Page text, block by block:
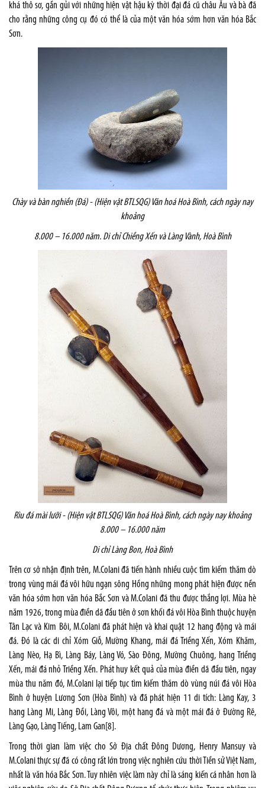
khá thô sơ, gần gủi với những hiện vật hậu kỳ thời đại đá cũ châu Âu và bà đã
cho rằng những công cụ đó có thể là của một văn hóa sớm hơn văn hóa Bắc
Sơn.
Chày và bàn nghiền (Đá) - (Hiện vật BTLSQG) Văn hoá Hoà Bình, cách ngày nay
khoảng
8.000 – 16.000 năm. Di chỉ Chiềng Xến và Làng Vành, Hoà Bình
Rìu đá mài lưỡi - (Hiện vật BTLSQG) Văn hoá Hoà Bình, cách ngày nay khoảng
8.000 – 16.000 năm
Di chỉ Làng Bon, Hoà Bình
Trên cơ sở nhận định trên, M.Colani đã tiến hành nhiều cuộc tìm kiếm thăm dò
trong vùng mái đá vôi hữu ngạn sông Hồng những mong phát hiện được nền
văn hóa sớm hơn văn hóa Bắc Sơn và M.Colani đã thu được thắng lợi. Mùa hè
năm 1926, trong mùa điền dã đầu tiên ở sơn khối đá vôi Hòa Bình thuộc huyện
Tân Lạc và Kim Bôi, M.Colani đã phát hiện và khai quật 12 hang động và mái
đá. Đó là các di chỉ Xóm Giỗ, Mường Khang, mái đá Triềng Xến, Xóm Khăm,
Làng Nèo, Hạ Bì, Làng Báy, Làng Vó, Sào Đông, Mường Chuông, hang Triềng
Xến, mái đá nhỏ Triềng Xến. Phát huy kết quả của mùa điền dã đầu tiên, ngay
mùa thu năm đó, M.Colani lại tiếp tục tìm kiếm thăm dò vùng núi đá vôi Hòa
Bình ở huyện Lương Sơn (Hòa Bình) và đã phát hiện 11 di tích: Làng Kay, 3
hang Làng Mi, Làng Đồi, Làng Vôi, một hang đá và một mái đá ở Đường Rẽ,
Làng Gạo, Làng Tiếng, Lam Gan [8] .
Trong thời gian làm việc cho Sở Địa chất Đông Dương, Henry Mansuy và
M.Colani thực sự đã có công rất lớn trong việc nghiên cứu thời Tiền sử Việt Nam,
nhất là văn hóa Bắc Sơn. Tuy nhiên việc làm này chỉ là sáng kiến cá nhân hơn là